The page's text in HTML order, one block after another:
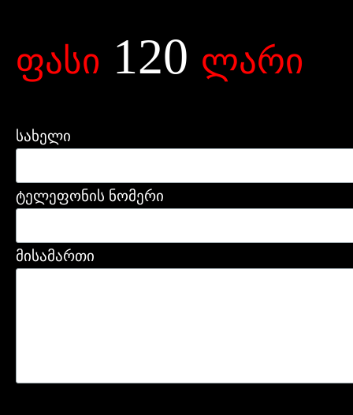
ფასი 120 ლარი
სახელი
ტელეფონის ნომერი
მისამართი